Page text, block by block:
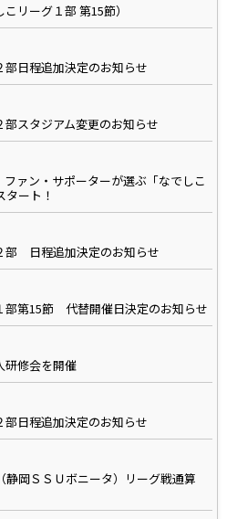
リーグ１部 第15節）
日程追加決定のお知らせ
スタジアム変更のお知らせ
ファン・サポーターが選ぶ「なでしこ
ート！
部 日程追加決定のお知らせ
部第15節 代替開催日決定のお知らせ
修会を開催
日程追加決定のお知らせ
岡ＳＳＵボニータ）リーグ戦通算